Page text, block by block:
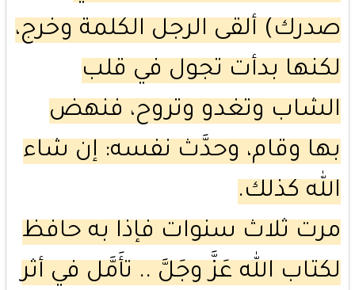
صدرك) ألقى الرجل الكلمة وخرج،
لكنها بدأت تجول في قلب
الشاب وتغدو وتروح، فنهض
بها وقام، وحدَّث نفسه: إن شاء
الله كذلك.
مرت ثلاث سنوات فإذا به حافظ
لكتاب الله عَزَّ وجَلَّ .. تأَمَّل في أثر